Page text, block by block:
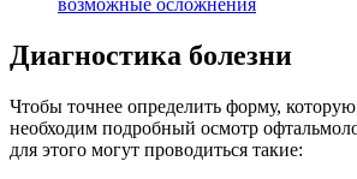
возможные осложнения
Диагностика болезни
Чтобы точнее определить форму,
необходим подробный осмотр
для этого могут проводиться такие: